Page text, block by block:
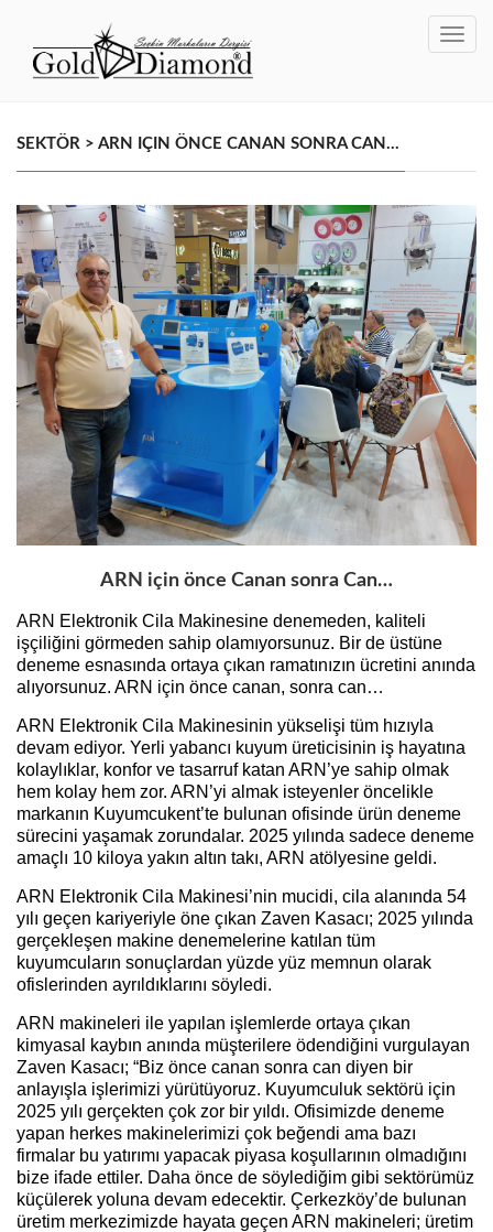
SEKTÖR > ARN IÇIN ÖNCE CANAN SONRA CAN…
ARN için önce Canan sonra Can…
ARN Elektronik Cila Makinesine denemeden, kaliteli
işçiliğini görmeden sahip olamıyorsunuz. Bir de üstüne
deneme esnasında ortaya çıkan ramatınızın ücretini anında
alıyorsunuz. ARN için önce canan, sonra can…
ARN Elektronik Cila Makinesinin yükselişi tüm hızıyla
devam ediyor. Yerli yabancı kuyum üreticisinin iş hayatına
kolaylıklar, konfor ve tasarruf katan ARN’ye sahip olmak
hem kolay hem zor. ARN’yi almak isteyenler öncelikle
markanın Kuyumcukent’te bulunan ofisinde ürün deneme
sürecini yaşamak zorundalar. 2025 yılında sadece deneme
amaçlı 10 kiloya yakın altın takı, ARN atölyesine geldi.
ARN Elektronik Cila Makinesi’nin mucidi, cila alanında 54
yılı geçen kariyeriyle öne çıkan Zaven Kasacı; 2025 yılında
gerçekleşen makine denemelerine katılan tüm
kuyumcuların sonuçlardan yüzde yüz memnun olarak
ofislerinden ayrıldıklarını söyledi.
ARN makineleri ile yapılan işlemlerde ortaya çıkan
kimyasal kaybın anında müşterilere ödendiğini vurgulayan
Zaven Kasacı; “Biz önce canan sonra can diyen bir
anlayışla işlerimizi yürütüyoruz. Kuyumculuk sektörü için
2025 yılı gerçekten çok zor bir yıldı. Ofisimizde deneme
yapan herkes makinelerimizi çok beğendi ama bazı
firmalar bu yatırımı yapacak piyasa koşullarının olmadığını
bize ifade ettiler. Daha önce de söylediğim gibi sektörümüz
küçülerek yoluna devam edecektir. Çerkezköy’de bulunan
üretim merkezimizde hayata geçen ARN makineleri; üretim